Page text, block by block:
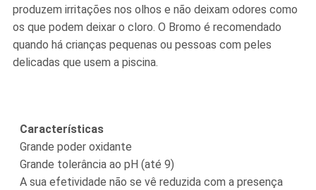
produzem irritações nos olhos e não deixam odores como
os que podem deixar o cloro. O Bromo é recomendado
quando há crianças pequenas ou pessoas com peles
delicadas que usem a piscina.
Características
Grande poder oxidante
Grande tolerância ao pH (até 9)
A sua efetividade não se vê reduzida com a presença